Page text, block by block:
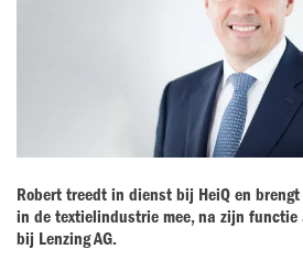
Robert treedt in dienst bij HeiQ en
in de textielindustrie mee, na zijn functie
bij Lenzing AG.